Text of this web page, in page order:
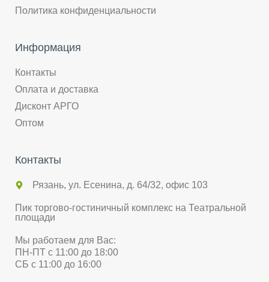
Политика конфиденциальности
Информация
Контакты
Оплата и доставка
Дисконт АРГО
Оптом
Контакты
Рязань, ул. Есенина, д. 64/32, офис 103
Пик торгово-гостиничный комплекс на Театральной
площади
Мы работаем для Вас:
ПН-ПТ с 11:00 до 18:00
СБ с 11:00 до 16:00